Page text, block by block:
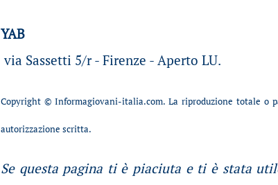
YAB
via Sassetti 5/r - Firenze - Aperto LU.
Copyright © Informagiovani-italia.com. La riproduzione totale o
autorizzazione scritta.
Se questa pagina ti è piaciuta e ti è stata